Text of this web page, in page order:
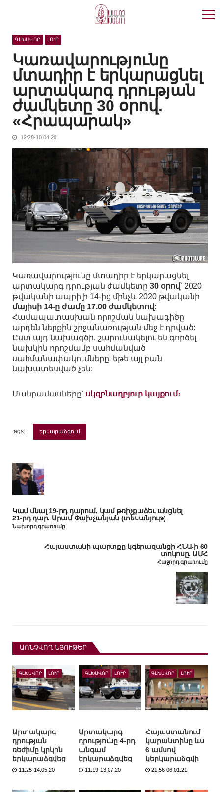
ԳԼԽԱՎՈՐ ԼՈՒՐ
Կառավարությունը
մտադիր է երկարացնել
արտակարգ դրության
ժամկետը 30 օրով.
«Հրապարակ»
12:28-10.04.20
Կառավարությունը մտադիր է երկարացնել
արտակարգ դրության ժամկետը 30 օրով՝ 2020
թվականի ապրիլի 14-ից մինչև 2020 թվականի
մայիսի 14-ը ժամը 17.00 ժամկետով:
Համապատասխան որոշման նախագիծը
արդեն ներքին շրջանառության մեջ է դրված:
Ըստ այդ նախագծի, շարունակելու են գործել
նախկին որոշմամբ սահմանված
սահմանափակումները, եթե այլ բան
նախատեսված չեն:
Մանրամասները՝ սկզբնաղբյուր կայքում։
tags: երկարաձգում
Կամ մնալ 19-րդ դարում, կամ թռիչքաձեւ անցնել
21-րդ դար. Արամ Փախչանյան (տեսանյութ)
Նախորդ գրառումը
Հայաստանի պարտքը կգերազանցի ՀՆԱ-ի 60
տոկոսը. ԱՄՀ
Հաջորդ գրառումը
ԱՌՆՉՎՈՂ ՆՅՈՒԹԵՐ
ԳԼԽԱՎՈՐ ԼՈՒՐ
Արտակարգ
դրության
ռեժիմը կրկին
երկարաձգվեց
11:25-14.05.20
ԳԼԽԱՎՈՐ ԼՈՒՐ
Արտակարգ
դրությունը 4-րդ
անգամ
երկարաձգվեց
11:19-13.07.20
ԳԼԽԱՎՈՐ ԼՈՒՐ
Հայաստանում
կարանտինը ևս
6 ամսով
կերկարաձգվի
21:56-06.01.21